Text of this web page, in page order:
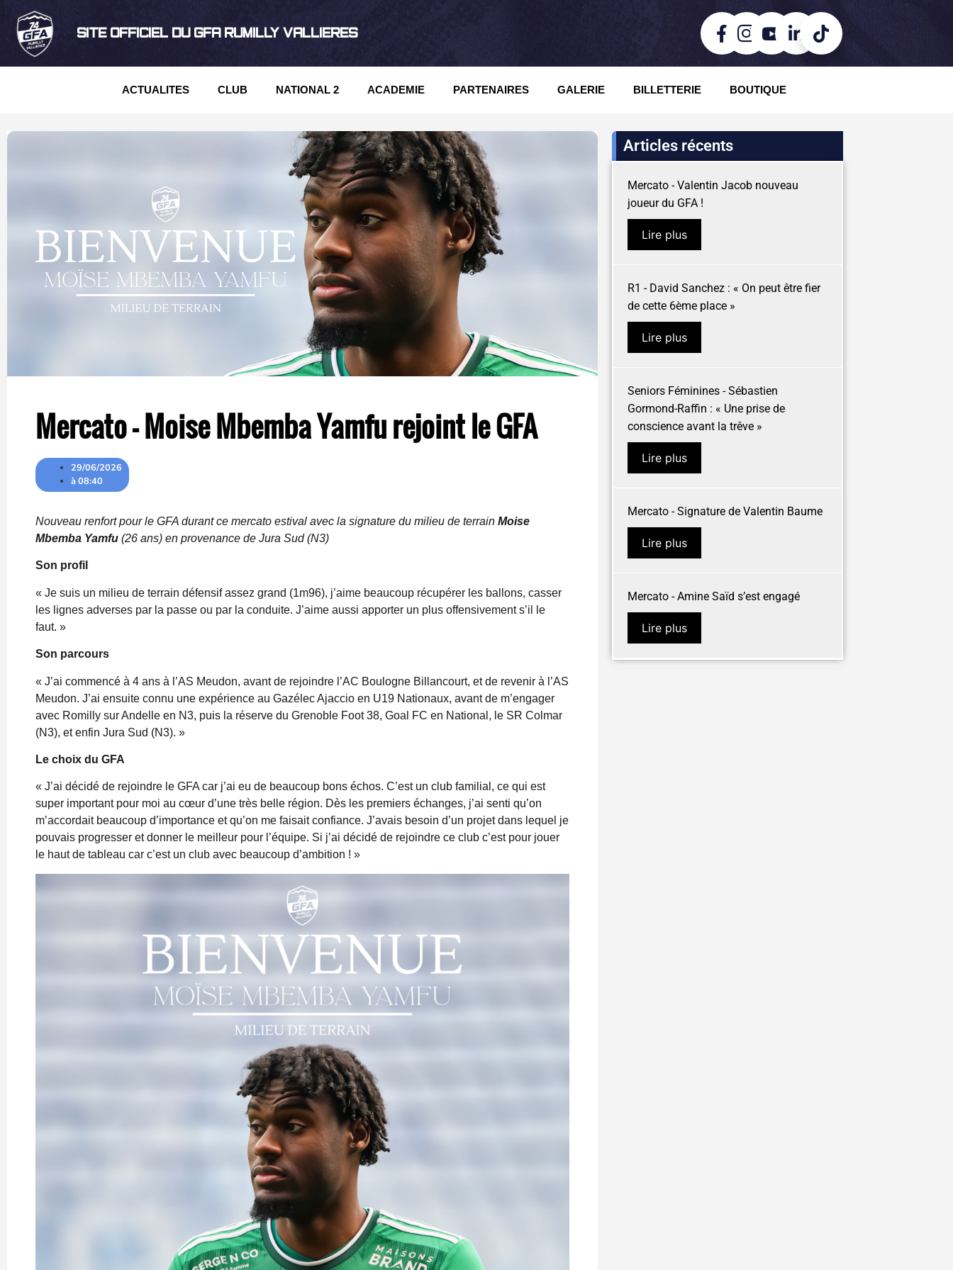
SITE OFFICIEL DU GFA RUMILLY VALLIERES
ACTUALITES CLUB NATIONAL 2 ACADEMIE PARTENAIRES GALERIE BILLETTERIE BOUTIQUE
Mercato – Moise Mbemba Yamfu rejoint le GFA
29/06/2026
à08:40
Nouveau renfort pour le GFA durant ce mercato estival avec la signature du milieu de terrain Moise
Mbemba Yamfu (26 ans) en provenance de Jura Sud (N3)
Son profil
« Je suis un milieu de terrain défensif assez grand (1m96), j’aime beaucoup récupérer les ballons, casser
les lignes adverses par la passe ou par la conduite. J’aime aussi apporter un plus offensivement s’il le
faut. »
Son parcours
« J’ai commencé à 4 ans à l’AS Meudon, avant de rejoindre l’AC Boulogne Billancourt, et de revenir à l’AS
Meudon. J’ai ensuite connu une expérience au Gazélec Ajaccio en U19 Nationaux, avant de m’engager
avec Romilly sur Andelle en N3, puis la réserve du Grenoble Foot 38, Goal FC en National, le SR Colmar
(N3), et enfin Jura Sud (N3). »
Le choix du GFA
« J’ai décidé de rejoindre le GFA car j’ai eu de beaucoup bons échos. C’est un club familial, ce qui est
super important pour moi au cœur d’une très belle région. Dès les premiers échanges, j’ai senti qu’on
m’accordait beaucoup d’importance et qu’on me faisait confiance. J’avais besoin d’un projet dans lequel je
pouvais progresser et donner le meilleur pour l’équipe. Si j’ai décidé de rejoindre ce club c’est pour jouer
le haut de tableau car c’est un club avec beaucoup d’ambition ! »
Articles récents
Mercato - Valentin Jacob nouveau
joueur du GFA !
Lire plus
R1 - David Sanchez : « On peut être fier
de cette 6ème place »
Lire plus
Seniors Féminines - Sébastien
Gormond-Raffin : « Une prise de
conscience avant la trêve »
Lire plus
Mercato - Signature de Valentin Baume
Lire plus
Mercato - Amine Saïd s’est engagé
Lire plus